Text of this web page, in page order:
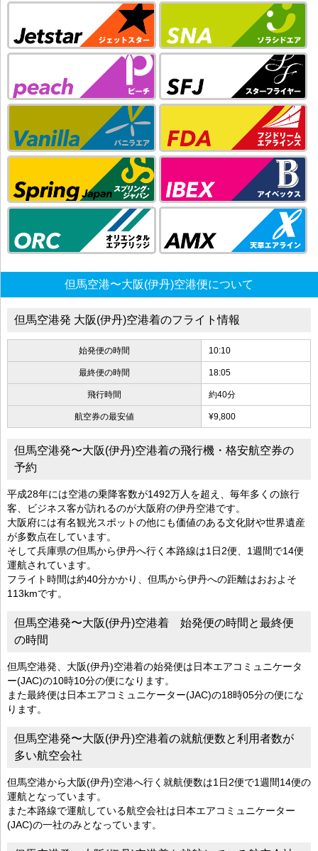
但馬空港〜大阪(伊丹)空港便について
但馬空港発 大阪(伊丹)空港着のフライト情報
始発便の時間 10:10
最終便の時間 18:05
飛行時間 約40分
航空券の最安値 ¥9,800
但馬空港発〜大阪(伊丹)空港着の飛行機・格安航空券の
予約
平成28年には空港の乗降客数が1492万人を超え、毎年多くの旅行
客、ビジネス客が訪れるのが大阪府の伊丹空港です。
大阪府には有名観光スポットの他にも価値のある文化財や世界遺産
が多数点在しています。
そして兵庫県の但馬から伊丹へ行く本路線は1日2便、1週間で14便
運航されています。
フライト時間は約40分かかり、但馬から伊丹への距離はおおよそ
113kmです。
但馬空港発〜大阪(伊丹)空港着 始発便の時間と最終便
の時間
但馬空港発、大阪(伊丹)空港着の始発便は日本エアコミュニケータ
ー(JAC)の10時10分の便になります。
また最終便は日本エアコミュニケーター(JAC)の18時05分の便にな
ります。
但馬空港発〜大阪(伊丹)空港着の就航便数と利用者数が
多い航空会社
但馬空港から大阪(伊丹)空港へ行く就航便数は1日2便で1週間14便の
運航となっています。
また本路線で運航している航空会社は日本エアコミュニケーター
(JAC)の一社のみとなっています。